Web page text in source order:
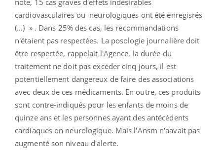
note, 15 cas graves d'effets indésirables
cardiovasculaires ou neurologiques ont été enregisrés
(...) » . Dans 25% des cas, les recommandations
n'étaient pas respectées. La posologie journalière doit
être respectée, rappelait l'Agence, la durée du
traitement ne doit pas excéder cinq jours, il est
potentiellement dangereux de faire des associations
avec deux de ces médicaments. En outre, ces produits
sont contre-indiqués pour les enfants de moins de
quinze ans et les personnes ayant des antécédents
cardiaques on neurologique. Mais l'Ansm n'aavait pas
augmenté son niveau d'alerte.